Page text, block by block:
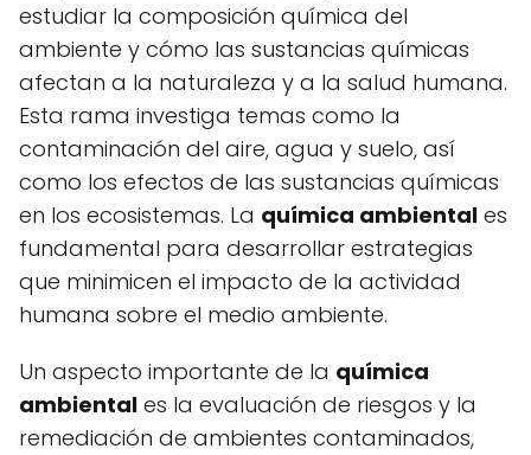
estudiar la composición química del
ambiente y cómo las sustancias químicas
afectan a la naturaleza y a la salud humana.
Esta rama investiga temas como la
contaminación del aire, agua y suelo, así
como los efectos de las sustancias químicas
en los ecosistemas. La química ambiental es
fundamental para desarrollar estrategias
que minimicen el impacto de la actividad
humana sobre el medio ambiente.
Un aspecto importante de la química
ambiental es la evaluación de riesgos y la
remediación de ambientes contaminados,